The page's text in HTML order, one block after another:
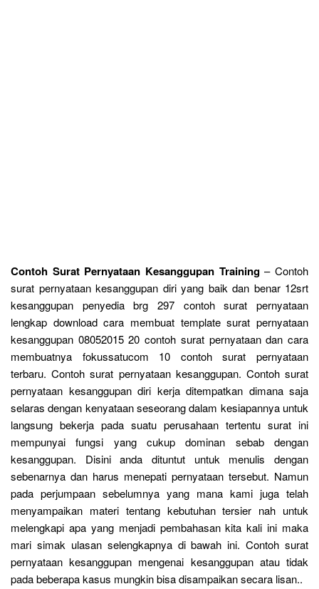
Contoh Surat Pernyataan Kesanggupan Training– Contoh
surat pernyataan kesanggupan diri yang baik dan benar 12srt
kesanggupan penyedia brg 297 contoh surat pernyataan
lengkap download cara membuat template surat pernyataan
kesanggupan 08052015 20 contoh surat pernyataan dan cara
membuatnya fokussatucom 10 contoh surat pernyataan
terbaru. Contoh surat pernyataan kesanggupan. Contoh surat
pernyataan kesanggupan diri kerja ditempatkan dimana saja
selaras dengan kenyataan seseorang dalam kesiapannya untuk
langsung bekerja pada suatu perusahaan tertentu surat ini
mempunyai fungsi yang cukup dominan sebab dengan
kesanggupan. Disini anda dituntut untuk menulis dengan
sebenarnya dan harus menepati pernyataan tersebut. Namun
pada perjumpaan sebelumnya yang mana kami juga telah
menyampaikan materi tentang kebutuhan tersier nah untuk
melengkapi apa yang menjadi pembahasan kita kali ini maka
mari simak ulasan selengkapnya di bawah ini. Contoh surat
pernyataan kesanggupan mengenai kesanggupan atau tidak
pada beberapa kasus mungkin bisa disampaikan secara lisan..